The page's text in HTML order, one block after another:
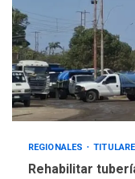
REGIONALES
Rehabilitar